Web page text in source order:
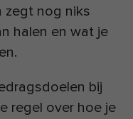
zegt nog niks
halen en wat je
bij
regel over hoe je